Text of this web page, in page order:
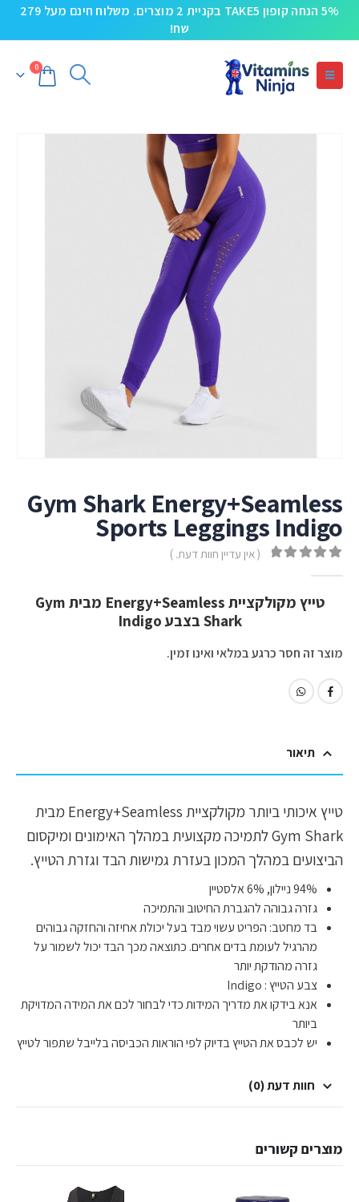
5% הנחה קופון TAKE5 בקניית 2 מוצרים. משלוח חינם מעל 279
שח!
0
Gym Shark Energy+Seamless
Sports Leggings Indigo
( אין עדיין חוות דעת. )
טייץ מקולקציית Energy+Seamless מבית Gym
Shark בצבע Indigo
מוצר זה חסר כרגע במלאי ואינו זמין.
תיאור
טייץ איכותי ביותר מקולקציית Energy+Seamless מבית
Gym Shark לתמיכה מקצועית במהלך האימונים ומיקסום
הביצועים במהלך המכון בעזרת גמישות הבד וגזרת הטייץ.
94% ניילון, 6% אלסטיין
גזרה גבוהה להגברת החיטוב והתמיכה
בד מחטב: הפריט עשוי מבד בעל יכולת אחיזה והחזקה גבוהים
מהרגיל לעומת בדים אחרים. כתוצאה מכך הבד יכול לשמור על
גזרה מהודקת יותר
צבע הטייץ : Indigo
אנא בידקו את מדריך המידות כדי לבחור לכם את המידה המדויקת
ביותר
יש לכבס את הטייץ בדיוק לפי הוראות הכביסה בלייבל שתפור לטייץ
חוות דעת (0)
מוצרים קשורים